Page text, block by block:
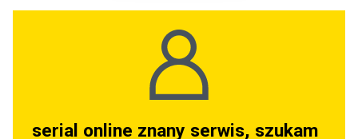
serial online znany serwis, szukam